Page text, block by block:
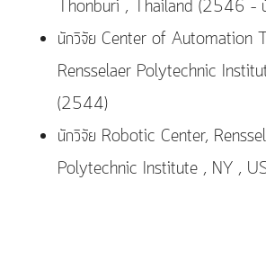
Thonburi , Thailand (2546 –
นักวิจัย Center of Automation
Rensselaer Polytechnic
(2544)
นักวิจัย Robotic Center,
Polytechnic Institute , NY ,